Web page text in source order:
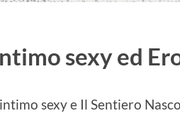
sexy ed
sexy e Il Sentiero